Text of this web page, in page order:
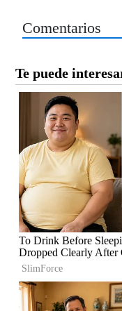
Comentarios